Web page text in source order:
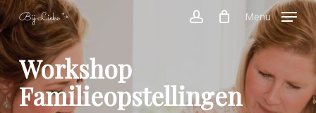
Skip
to
main
content
Menu
Workshop
Familieopstellingen